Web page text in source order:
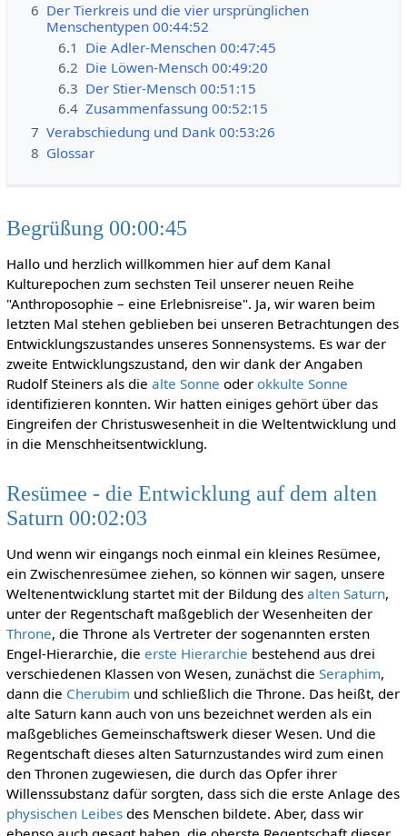
6 Der Tierkreis und die vier ursprünglichen
Menschentypen 00:44:52
6.1 Die Adler-Menschen 00:47:45
6.2 Die Löwen-Mensch 00:49:20
6.3 Der Stier-Mensch 00:51:15
6.4 Zusammenfassung 00:52:15
7 Verabschiedung und Dank 00:53:26
8 Glossar
Begrüßung 00:00:45
Hallo und herzlich willkommen hier auf dem Kanal
Kulturepochen zum sechsten Teil unserer neuen Reihe
"Anthroposophie – eine Erlebnisreise". Ja, wir waren beim
letzten Mal stehen geblieben bei unseren Betrachtungen des
Entwicklungszustandes unseres Sonnensystems. Es war der
zweite Entwicklungszustand, den wir dank der Angaben
Rudolf Steiners als die alte Sonne oder okkulte Sonne
identifizieren konnten. Wir hatten einiges gehört über das
Eingreifen der Christuswesenheit in die Weltentwicklung und
in die Menschheitsentwicklung.
Resümee - die Entwicklung auf dem alten
Saturn 00:02:03
Und wenn wir eingangs noch einmal ein kleines Resümee,
ein Zwischenresümee ziehen, so können wir sagen, unsere
Weltenentwicklung startet mit der Bildung des alten Saturn,
unter der Regentschaft maßgeblich der Wesenheiten der
Throne, die Throne als Vertreter der sogenannten ersten
Engel-Hierarchie, die erste Hierarchie bestehend aus drei
verschiedenen Klassen von Wesen, zunächst die Seraphim,
dann die Cherubim und schließlich die Throne. Das heißt, der
alte Saturn kann auch von uns bezeichnet werden als ein
maßgebliches Gemeinschaftswerk dieser Wesen. Und die
Regentschaft dieses alten Saturnzustandes wird zum einen
den Thronen zugewiesen, die durch das Opfer ihrer
Willenssubstanz dafür sorgten, dass sich die erste Anlage des
physischen Leibesdes Menschen bildete. Aber, dass wir